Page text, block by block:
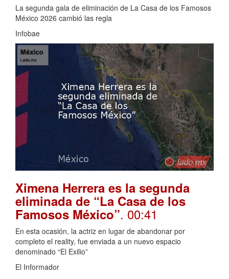
La segunda gala de eliminación de La Casa de los Famosos
México 2026 cambió las regla
Infobae
Ximena Herrera es la segunda
eliminada de “La Casa de los
Famosos México”. 00:41
En esta ocasión, la actriz en lugar de abandonar por
completo el reality, fue enviada a un nuevo espacio
denominado “El Exilio”
El Informador